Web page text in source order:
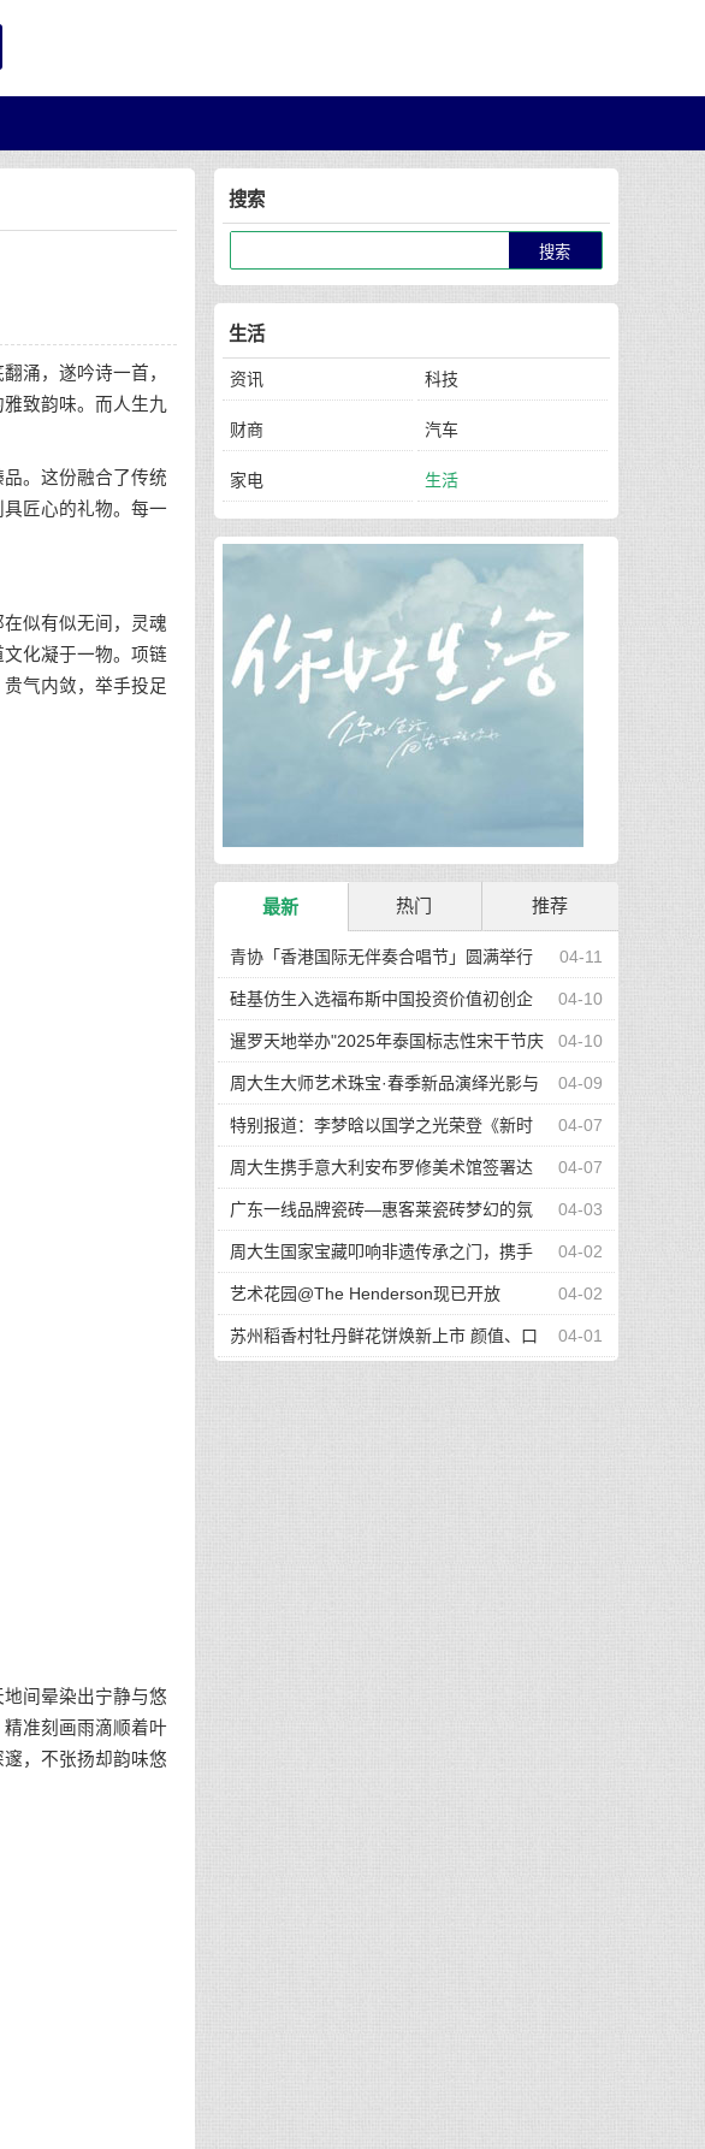
涌，遂吟诗一首，
致韵味。而人生九
。这份融合了传统
匠心的礼物。每一
似有似无间，灵魂
化凝于一物。项链
气内敛，举手投足
间晕染出宁静与悠
准刻画雨滴顺着叶
，不张扬却韵味悠
搜索
生活
资讯 科技
财商 汽车
家电 生活
最新 热门 推荐
04-11
青协「香港国际无伴奏合唱节」圆满举行
04-10
硅基仿生入选福布斯中国投资价值初创企
业百强：以硬核科技重塑全球糖尿病管理生态04-10
暹罗天地举办"2025年泰国标志性宋干节庆
祝活动"，用泰国最宏大的泼水节吸引游客 04-09
周大生大师艺术珠宝·春季新品演绎光影与
色彩的二重奏 04-07
特别报道：李梦晗以国学之光荣登《新时
代人物》 04-07
周大生携手意大利安布罗修美术馆签署达
芬奇系列战略合作协议 04-03
广东一线品牌瓷砖—惠客莱瓷砖梦幻的氛
围使空间充满了浪漫的气息 04-02
周大生国家宝藏叩响非遗传承之门，携手
大师共研云锦奥义 04-02
艺术花园@The Henderson现已开放
04-01
苏州稻香村牡丹鲜花饼焕新上市 颜值、口